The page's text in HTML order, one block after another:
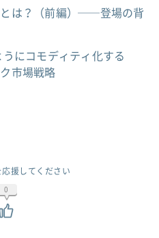
は？（前編）──登場の背
にコモディティ化する
市場戦略
援してください
0